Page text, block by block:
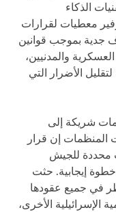
الذكاء
معطيات لقرارات
جدية بموجب قوانين
والمدنيين،
الأضرار التي
شريكة إلى
قالت المنظمات إن قرار
محددة للجيش
خطوة إيجابية. حثت
في جميع عقودها
الإسرائيلية الأخرى،